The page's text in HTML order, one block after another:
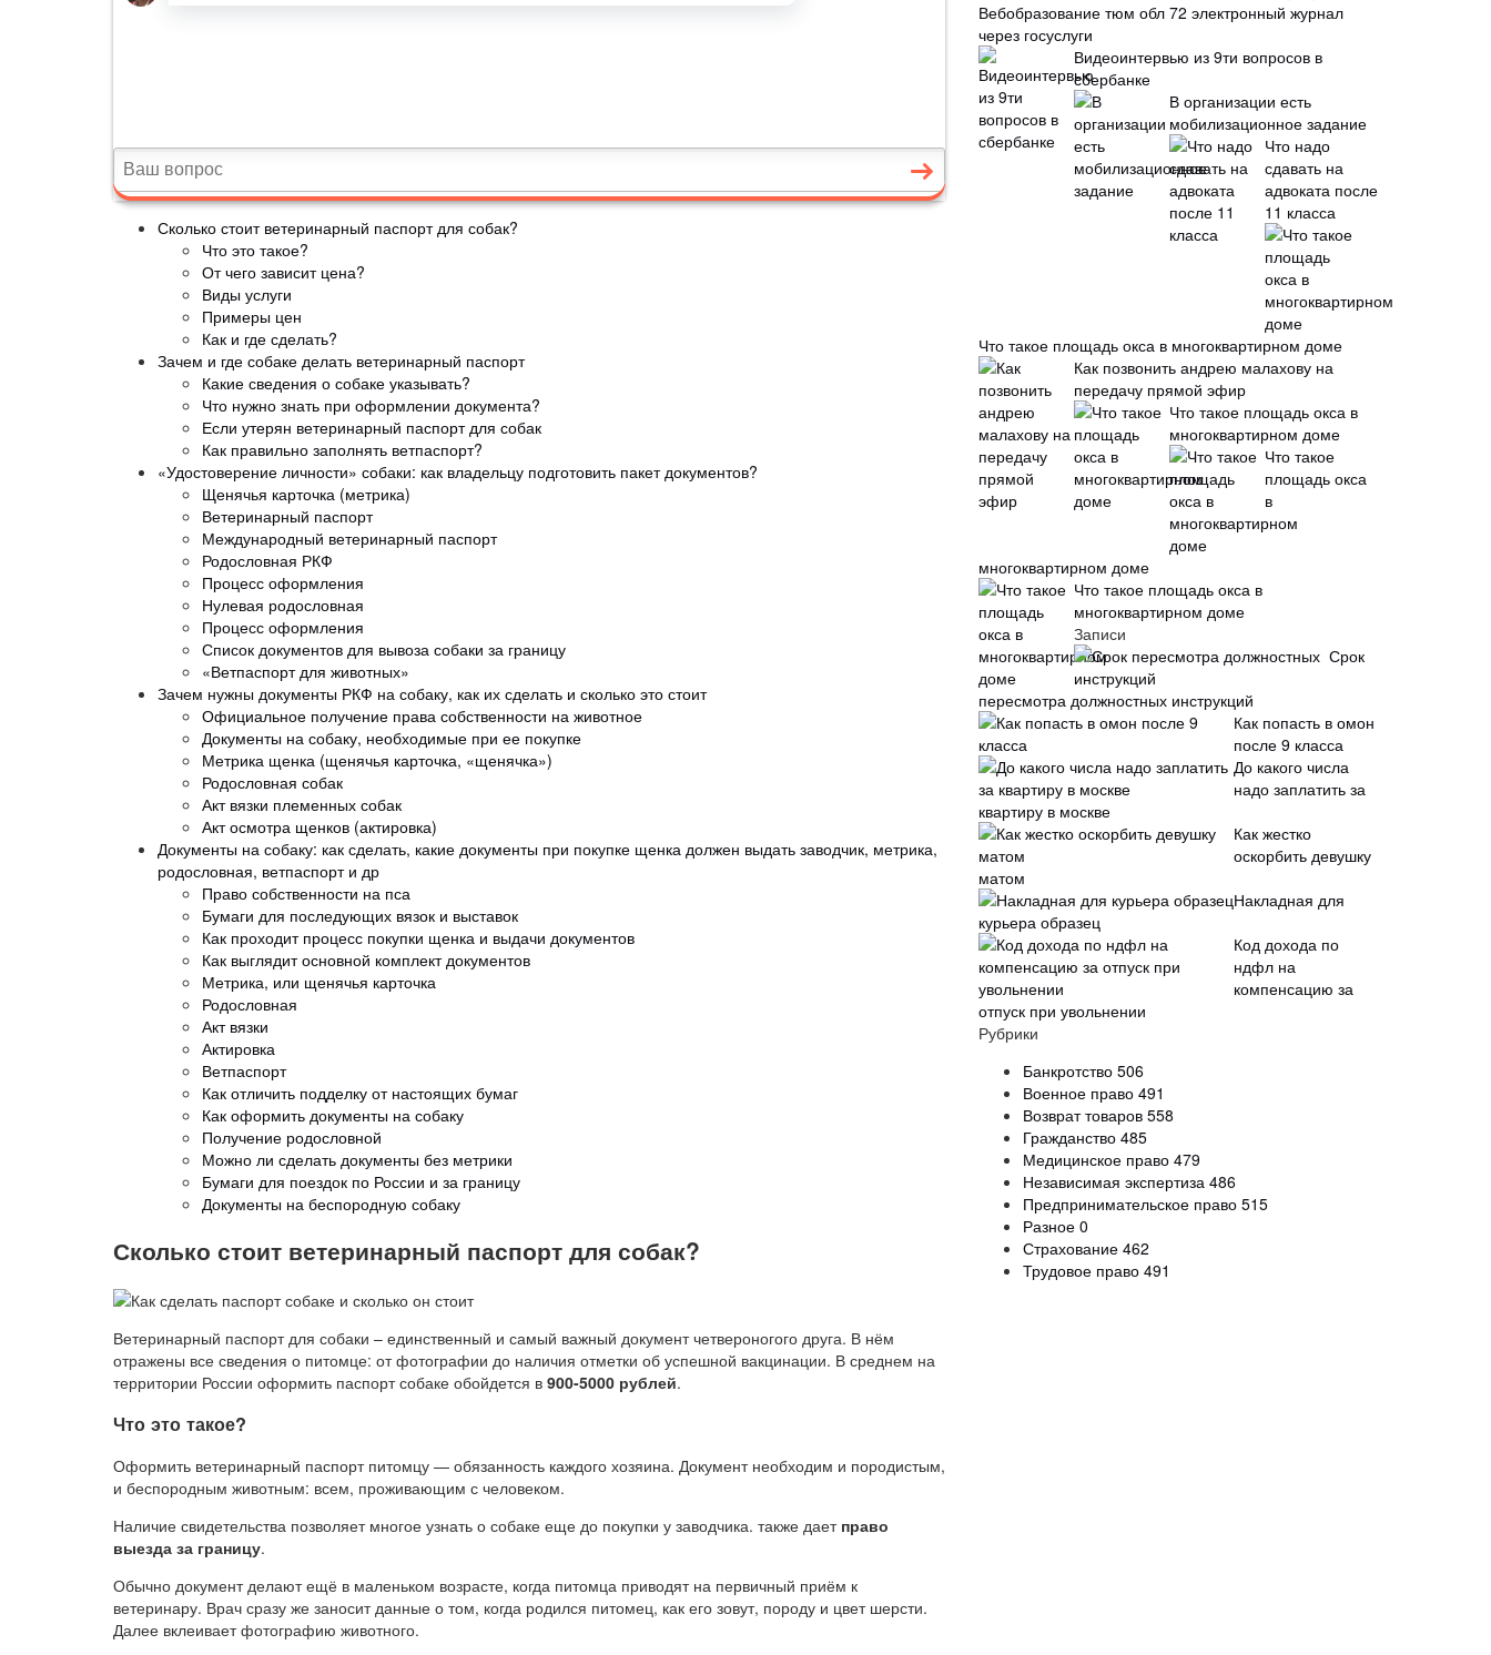
Сколько стоит ветеринарный паспорт для собак?
Что это такое?
От чего зависит цена?
Виды услуги
Примеры цен
Как и где сделать?
Зачем и где собаке делать ветеринарный паспорт
Какие сведения о собаке указывать?
Что нужно знать при оформлении документа?
Если утерян ветеринарный паспорт для собак
Как правильно заполнять ветпаспорт?
«Удостоверение личности» собаки: как владельцу подготовить пакет документов?
Щенячья карточка (метрика)
Ветеринарный паспорт
Международный ветеринарный паспорт
Родословная РКФ
Процесс оформления
Нулевая родословная
Процесс оформления
Список документов для вывоза собаки за границу
«Ветпаспорт для животных»
Зачем нужны документы РКФ на собаку, как их сделать и сколько это стоит
Официальное получение права собственности на животное
Документы на собаку, необходимые при ее покупке
Метрика щенка (щенячья карточка, «щенячка»)
Родословная собак
Акт вязки племенных собак
Акт осмотра щенков (актировка)
Документы на собаку: как сделать, какие документы при покупке щенка должен выдать заводчик, метрика,
родословная, ветпаспорт и др
Право собственности на пса
Бумаги для последующих вязок и выставок
Как проходит процесс покупки щенка и выдачи документов
Как выглядит основной комплект документов
Метрика, или щенячья карточка
Родословная
Акт вязки
Актировка
Ветпаспорт
Как отличить подделку от настоящих бумаг
Как оформить документы на собаку
Получение родословной
Можно ли сделать документы без метрики
Бумаги для поездок по России и за границу
Документы на беспородную собаку
Сколько стоит ветеринарный паспорт для собак?
Ветеринарный паспорт для собаки – единственный и самый важный документ четвероногого друга. В нём
отражены все сведения о питомце: от фотографии до наличия отметки об успешной вакцинации. В среднем на
территории России оформить паспорт собаке обойдется в 900-5000 рублей.
Что это такое?
Оформить ветеринарный паспорт питомцу — обязанность каждого хозяина. Документ необходим и породистым,
и беспородным животным: всем, проживающим с человеком.
Наличие свидетельства позволяет многое узнать о собаке еще до покупки у заводчика. также дает право
выезда за границу.
Обычно документ делают ещё в маленьком возрасте, когда питомца приводят на первичный приём к
ветеринару. Врач сразу же заносит данные о том, когда родился питомец, как его зовут, породу и цвет шерсти.
Далее вклеивает фотографию животного.
Вебобразование тюм обл 72 электронный журнал
через госуслуги
Видеоинтервью из 9ти вопросов в
сбербанке
В организации есть
мобилизационное задание
Что надо
сдавать на
адвоката после
11 класса
Что такое площадь окса в многоквартирном доме
Как позвонить андрею малахову на
передачу прямой эфир
Что такое площадь окса в
многоквартирном доме
Что такое
площадь окса
в
многоквартирном доме
Что такое площадь окса в
многоквартирном доме
Записи
Срок
пересмотра должностных инструкций
Как попасть в омон
после 9 класса
До какого числа
надо заплатить за
квартиру в москве
Как жестко
оскорбить девушку
матом
Накладная для
курьера образец
Код дохода по
ндфл на
компенсацию за
отпуск при увольнении
Рубрики
Банкротство 506
Военное право 491
Возврат товаров 558
Гражданство 485
Медицинское право 479
Независимая экспертиза 486
Предпринимательское право 515
Разное 0
Страхование 462
Трудовое право 491